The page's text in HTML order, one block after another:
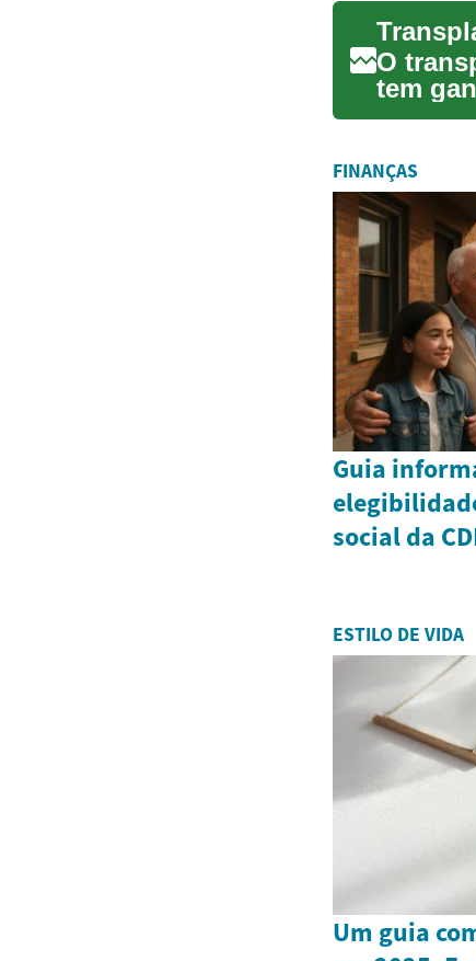
O
tem
FINANÇAS
Guia
social da
ESTILO DE VIDA
Um guia